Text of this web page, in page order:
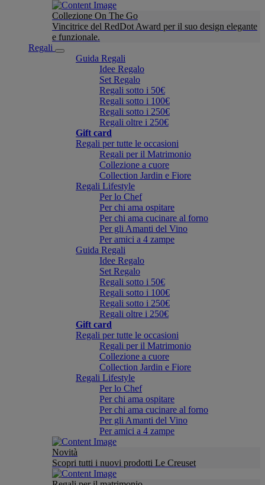
Collezione On The Go
Vincitrice del RedDot Award per il suo design elegante
e funzionale.
Regali
Guida Regali
Idee Regalo
Set Regalo
Regali sotto i 50€
Regali sotto i 100€
Regali sotto i 250€
Regali oltre i 250€
Gift card
Regali per tutte le occasioni
Regali per il Matrimonio
Collezione a cuore
Collection Jardin e Fiore
Regali Lifestyle
Per lo Chef
Per chi ama ospitare
Per chi ama cucinare al forno
Per gli Amanti del Vino
Per amici a 4 zampe
Guida Regali
Idee Regalo
Set Regalo
Regali sotto i 50€
Regali sotto i 100€
Regali sotto i 250€
Regali oltre i 250€
Gift card
Regali per tutte le occasioni
Regali per il Matrimonio
Collezione a cuore
Collection Jardin e Fiore
Regali Lifestyle
Per lo Chef
Per chi ama ospitare
Per chi ama cucinare al forno
Per gli Amanti del Vino
Per amici a 4 zampe
Novità
Scopri tutti i nuovi prodotti Le Creuset